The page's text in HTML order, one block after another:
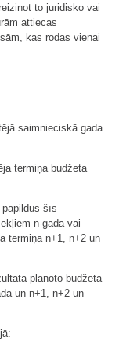
to juridisko vai
attiecas
kas rodas vienai
saimnieciskā gada
termiņa budžeta
šīs
n-gadā vai
termiņā n+1, n+2 un
plānoto budžeta
un n+1, n+2 un